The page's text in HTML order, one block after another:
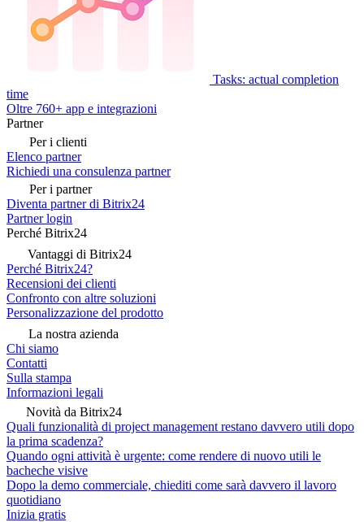
Tasks: actual completion
time
Oltre 760+ app e integrazioni
Partner
Per i clienti
Elenco partner
Richiedi una consulenza partner
Per i partner
Diventa partner di Bitrix24
Partner login
Perché Bitrix24
Vantaggi di Bitrix24
Perché Bitrix24?
Recensioni dei clienti
Confronto con altre soluzioni
Personalizzazione del prodotto
La nostra azienda
Chi siamo
Contatti
Sulla stampa
Informazioni legali
Novità da Bitrix24
Quali funzionalità di project management restano davvero utili dopo
la prima scadenza?
Quando ogni attività è urgente: come rendere di nuovo utili le
bacheche visive
Dopo la demo commerciale, chiediti come sarà davvero il lavoro
quotidiano
Inizia gratis